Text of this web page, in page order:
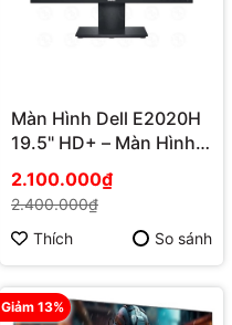
Màn Hình Dell E2020H
19.5" HD+ – Màn Hình
Bền Bỉ
2.100.000₫
2.400.000₫
Thích
So sánh
Giảm 13%